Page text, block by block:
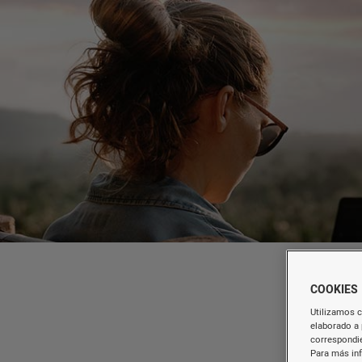
COOKIES
Utilizamos
elaborado
Para más